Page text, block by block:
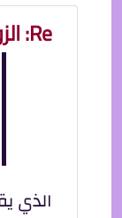
Re: الزواج
الذي